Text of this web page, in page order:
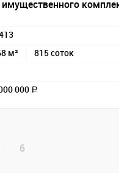
м²
815 соток
000 a
6